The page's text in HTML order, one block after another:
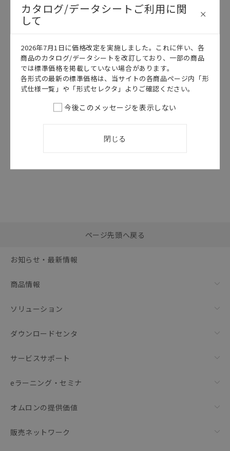
このカタログを選択
カタログ 日本語
CDLA-012B
D2FD データシ
2025/02/25
このカタログを選択
カタログ 日本語
CDLA-015H
スイッチ セレ
クションガイド
括ダウンロード
ページ先頭へ戻る
お知らせ・最新情報
商品情報
ソリューション
ダウンロードセンタ
サービスサポート
eラーニング・セミナ
オムロンの提供価値
販売ネットワーク
カタログ/データシートご利用に関
して
2026年7月1日に価格改定を実施しました。これに伴い、各
商品のカタログ/データシートを改訂しており、一部の商品
では標準価格を掲載していない場合があります。
各形式の最新の標準価格は、当サイトの各商品ページ内「形
式仕様一覧」や「形式セレクタ」よりご確認ください。
今後このメッセージを表示しない
閉じる